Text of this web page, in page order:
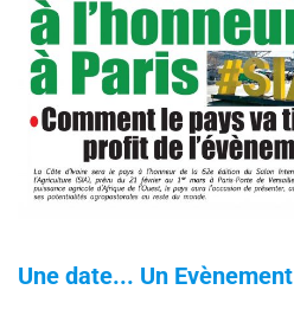
Une date... Un Evènement